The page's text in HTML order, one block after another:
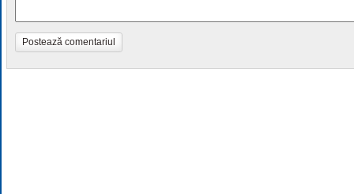
Postează comentariul